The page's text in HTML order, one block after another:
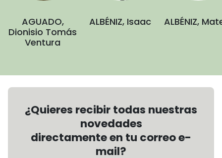
AGUADO,
Dionisio Tomás
Ventura
ALBÉNIZ, Isaac ALBÉNIZ,
¿Quieres recibir todas nuestras
novedades
directamente en tu correo e-
mail?